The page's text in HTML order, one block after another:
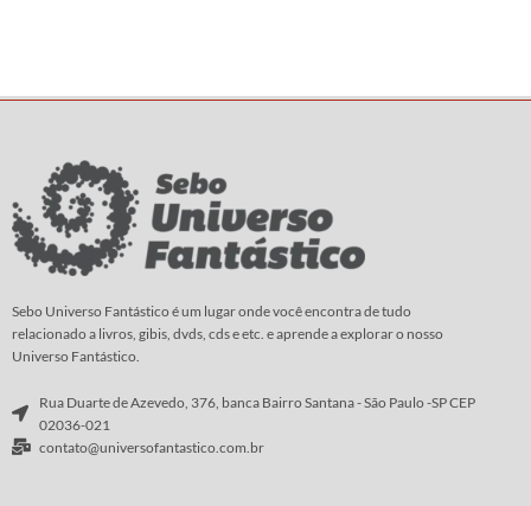
Sebo Universo Fantástico é um lugar onde você encontra de tudo
relacionado a livros, gibis, dvds, cds e etc. e aprende a explorar o nosso
Universo Fantástico.
Rua Duarte de Azevedo, 376, banca Bairro Santana - São Paulo -SP CEP
02036-021
contato@universofantastico.com.br